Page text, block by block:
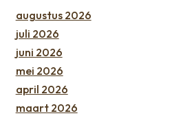
augustus 2026
juli 2026
juni 2026
mei 2026
april 2026
maart 2026